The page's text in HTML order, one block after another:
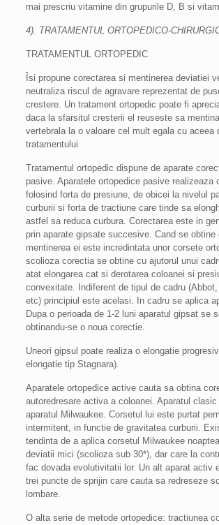
mai prescriu vitamine din grupurile D, B si
4). TRATAMENTUL ORTOPEDICO-
TRATAMENTUL ORTOPEDIC
Îsi propune corectarea si mentinerea deviatiei
neutraliza riscul de agravare reprezentat de
crestere. Un tratament ortopedic poate fi
daca la sfarsitul cresterii el reuseste sa
vertebrala la o valoare cel mult egala cu aceea
tratamentului
Tratamentul ortopedic dispune de aparate
pasive. Aparatele ortopedice pasive realizeaza
folosind forta de presiune, de obicei la nivelul
curburii si forta de tractiune care tinde sa
astfel sa reduca curbura. Corectarea este in
prin aparate gipsate succesive. Cand se
mentinerea ei este incredintata unor corsete
scolioza corectia se obtine cu ajutorul unui
atat elongarea cat si derotarea coloanei si
convexitate. Indiferent de tipul de cadru (Abbot,
etc) principiul este acelasi. In cadru se aplica
Dupa o perioada de 1-2 luni aparatul gipsat se
obtinandu-se o noua corectie.
Uneori gipsul poate realiza o elongatie
elongatie tip Stagnara).
Aparatele ortopedice active cauta sa obtina
autoredresare activa a coloanei. Aparatul
aparatul Milwaukee. Corsetul lui este purtat
intermitent, in functie de gravitatea curburii.
tendinta de a aplica corsetul Milwaukee
deviatii mici (scolioza sub 30*), dar care la
fac dovada evolutivitatii lor. Un alt aparat activ
trei puncte de sprijin care cauta sa redreseze
lombare.
O alta serie de metode ortopedice: tractiunea